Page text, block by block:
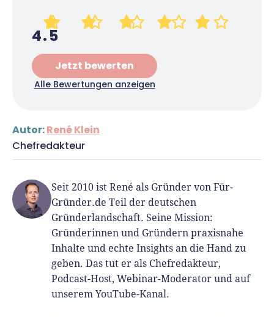
4.5
Jetzt bewerten
Alle Bewertungen anzeigen
Autor:René Klein
Chefredakteur
Seit 2010 ist René als Gründer von Für-
Gründer.de Teil der deutschen
Gründerlandschaft. Seine Mission:
Gründerinnen und Gründern praxisnahe
Inhalte und echte Insights an die Hand zu
geben. Das tut er als Chefredakteur,
Podcast-Host, Webinar-Moderator und auf
unserem YouTube-Kanal.